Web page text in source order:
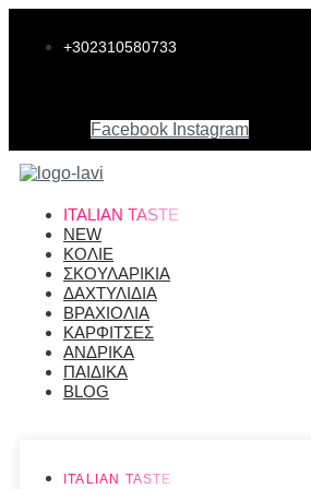
περιεχόμενο+302310580733
Facebook Instagram
ITALIAN TASTE
NEW
ΚΟΛΙΕ
ΣΚΟΥΛΑΡΙΚΙΑ
ΔΑΧΤΥΛΙΔΙΑ
ΒΡΑΧΙΟΛΙΑ
ΚΑΡΦΙΤΣΕΣ
ΑΝΔΡΙΚΑ
ΠΑΙΔΙΚΑ
BLOG
ITALIAN TASTE